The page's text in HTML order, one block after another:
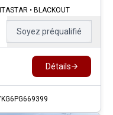
• BLACKOUT
Soyez préqualifié
Détails